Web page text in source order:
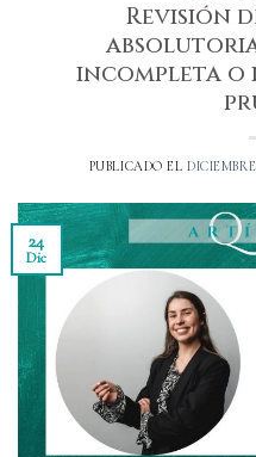
Revisión
incompleta
PUBLICADO EL
24
Dic